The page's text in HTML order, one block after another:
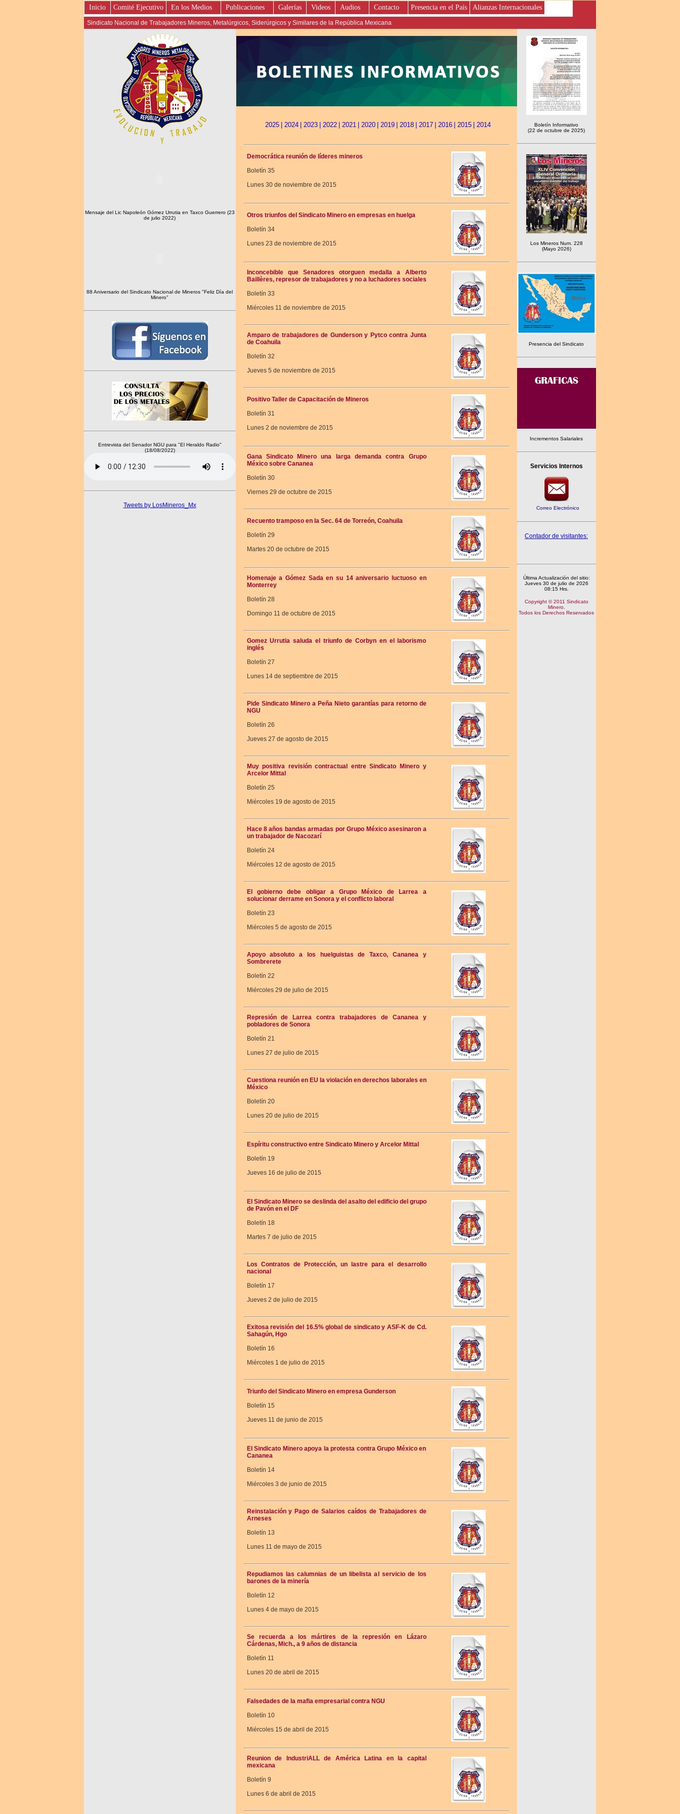
Inicio Comité Ejecutivo En los Medios Publicaciones Galerías Videos Audios Contacto Presencia en el País Alianzas Internacionales
Sindicato Nacional de Trabajadores Mineros, Metalúrgicos, Siderúrgicos y Similares de la República Mexicana
Mensaje del Lic Napoleón Gómez Urrutia en Taxco Guerrero (23
de julio 2022)
88 Aniversario del Sindicato Nacional de Mineros "Feliz Día del
Minero"
Entrevista del Senador NGU para "El Heraldo Radio"
(18/08/2022)
Tweets by LosMineros_Mx
2025 | 2024 | 2023 | 2022 | 2021 | 2020 | 2019 | 2018 | 2017 | 2016 | 2015 | 2014
Democrática reunión de líderes mineros
Boletín 35
Lunes 30 de noviembre de 2015
Otros triunfos del Sindicato Minero en empresas en huelga
Boletín 34
Lunes 23 de noviembre de 2015
Inconcebible que Senadores otorguen medalla a Alberto
Baillères, represor de trabajadores y no a luchadores sociales
Boletín 33
Miércoles 11 de noviembre de 2015
Amparo de trabajadores de Gunderson y Pytco contra Junta
de Coahuila
Boletín 32
Jueves 5 de noviembre de 2015
Positivo Taller de Capacitación de Mineros
Boletín 31
Lunes 2 de noviembre de 2015
Gana Sindicato Minero una larga demanda contra Grupo
México sobre Cananea
Boletín 30
Viernes 29 de octubre de 2015
Recuento tramposo en la Sec. 64 de Torreón, Coahuila
Boletín 29
Martes 20 de octubre de 2015
Homenaje a Gómez Sada en su 14 aniversario luctuoso en
Monterrey
Boletín 28
Domingo 11 de octubre de 2015
Gomez Urrutia saluda el triunfo de Corbyn en el laborismo
inglés
Boletín 27
Lunes 14 de septiembre de 2015
Pide Sindicato Minero a Peña Nieto garantías para retorno de
NGU
Boletín 26
Jueves 27 de agosto de 2015
Muy positiva revisión contractual entre Sindicato Minero y
Arcelor Mittal
Boletín 25
Miércoles 19 de agosto de 2015
Hace 8 años bandas armadas por Grupo México asesinaron a
un trabajador de Nacozarí
Boletín 24
Miércoles 12 de agosto de 2015
El gobierno debe obligar a Grupo México de Larrea a
solucionar derrame en Sonora y el conflicto laboral
Boletín 23
Miércoles 5 de agosto de 2015
Apoyo absoluto a los huelguistas de Taxco, Cananea y
Sombrerete
Boletín 22
Miércoles 29 de julio de 2015
Represión de Larrea contra trabajadores de Cananea y
pobladores de Sonora
Boletín 21
Lunes 27 de julio de 2015
Cuestiona reunión en EU la violación en derechos laborales en
México
Boletín 20
Lunes 20 de julio de 2015
Espíritu constructivo entre Sindicato Minero y Arcelor Mittal
Boletín 19
Jueves 16 de julio de 2015
El Sindicato Minero se deslinda del asalto del edificio del grupo
de Pavón en el DF
Boletín 18
Martes 7 de julio de 2015
Los Contratos de Protección, un lastre para el desarrollo
nacional
Boletín 17
Jueves 2 de julio de 2015
Exitosa revisión del 16.5% global de sindicato y ASF-K de Cd.
Sahagún, Hgo
Boletín 16
Miércoles 1 de julio de 2015
Triunfo del Sindicato Minero en empresa Gunderson
Boletín 15
Jueves 11 de junio de 2015
El Sindicato Minero apoya la protesta contra Grupo México en
Cananea
Boletín 14
Miércoles 3 de junio de 2015
Reinstalación y Pago de Salarios caídos de Trabajadores de
Arneses
Boletín 13
Lunes 11 de mayo de 2015
Repudiamos las calumnias de un libelista al servicio de los
barones de la minería
Boletín 12
Lunes 4 de mayo de 2015
Se recuerda a los mártires de la represión en Lázaro
Cárdenas, Mich., a 9 años de distancia
Boletín 11
Lunes 20 de abril de 2015
Falsedades de la mafia empresarial contra NGU
Boletín 10
Miércoles 15 de abril de 2015
Reunion de IndustriALL de América Latina en la capital
mexicana
Boletín 9
Lunes 6 de abril de 2015
Boletín Informativo
(22 de octubre de 2025)
Los Mineros Num. 228
(Mayo 2026)
Presencia del Sindicato
Incrementos Salariales
Servicios Internos
Correo Electrónico
Contador de visitantes:
Última Actualización del sitio:
Jueves 30 de julio de 2026
08:15 Hrs.
Copyright © 2011 Sindicato
Minero.
Todos los Derechos Reservados